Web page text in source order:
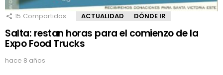
15 Compartidos ACTUALIDAD DÓNDE IR
Salta: restan horas para el comienzo de la
Expo Food Trucks
hace 8 años